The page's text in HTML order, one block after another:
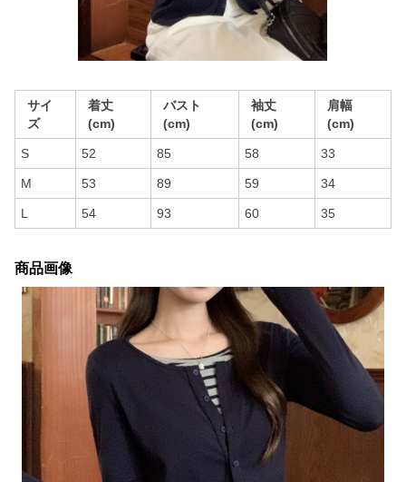
サイ
ズ
着丈
(cm)
バスト
(cm)
袖丈
(cm)
肩幅
(cm)
S 52 85 58 33
M 53 89 59 34
L 54 93 60 35
商品画像